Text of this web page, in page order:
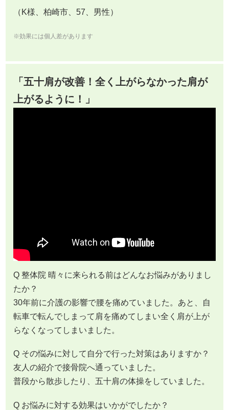
（K様、柏崎市、57、男性）
※効果には個人差があります
「五十肩が改善！全く上がらなかった肩が
上がるように！」
Q 整体院 晴々に来られる前はどんなお悩みがありまし
たか？
30年前に介護の影響で腰を痛めていました。あと、自
転車で転んでしまって肩を痛めてしまい全く肩が上が
らなくなってしまいました。
Q その悩みに対して自分で行った対策はありますか？
友人の紹介で接骨院へ通っていました。
普段から散歩したり、五十肩の体操をしていました。
Q お悩みに対する効果はいかがでしたか？